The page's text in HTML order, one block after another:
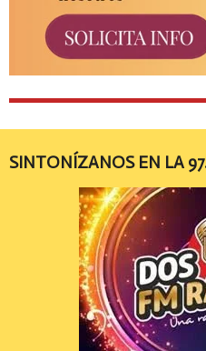
SINTONÍZANOS EN LA